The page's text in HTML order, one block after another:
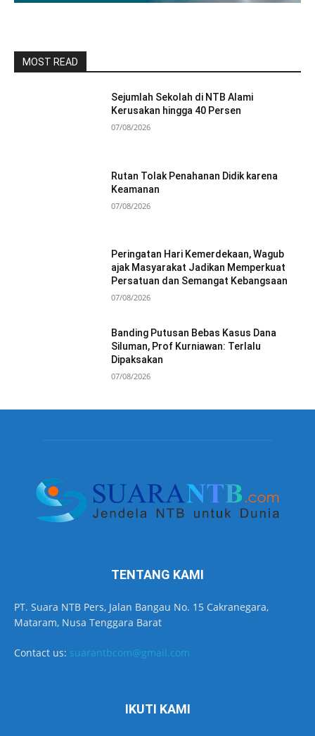
MOST READ
Sejumlah Sekolah di NTB Alami
Kerusakan hingga 40 Persen
07/08/2026
Rutan Tolak Penahanan Didik karena
Keamanan
07/08/2026
Peringatan Hari Kemerdekaan, Wagub
ajak Masyarakat Jadikan Memperkuat
Persatuan dan Semangat Kebangsaan
07/08/2026
Banding Putusan Bebas Kasus Dana
Siluman, Prof Kurniawan: Terlalu
Dipaksakan
07/08/2026
TENTANG KAMI
PT. Suara NTB Pers, Jalan Bangau No. 15 Cakranegara,
Mataram, Nusa Tenggara Barat
Contact us: suarantbcom@gmail.com
IKUTI KAMI